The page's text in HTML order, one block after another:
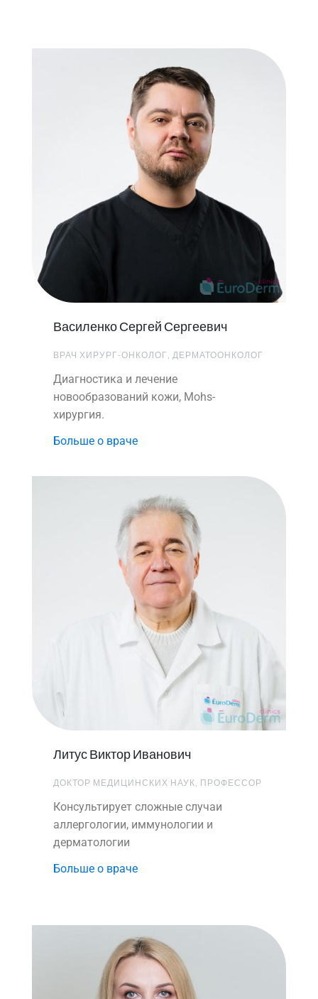
Василенко Сергей Сергеевич
ВРАЧ ХИРУРГ-ОНКОЛОГ, ДЕРМАТООНКОЛОГ
Диагностика и лечение
новообразований кожи, Mohs-
хирургия.
Больше о враче
Литус Виктор Иванович
ДОКТОР МЕДИЦИНСКИХ НАУК, ПРОФЕССОР
Консультирует сложные случаи
аллергологии, иммунологии и
дерматологии
Больше о враче